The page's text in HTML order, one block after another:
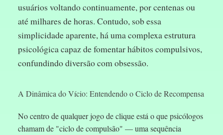
usuários voltando continuamente, por centenas ou
até milhares de horas. Contudo, sob essa
simplicidade aparente, há uma complexa estrutura
psicológica capaz de fomentar hábitos compulsivos,
confundindo diversão com obsessão.
A Dinâmica do Vício: Entendendo o Ciclo de Recompensa
No centro de qualquer jogo de clique está o que psicólogos
chamam de "ciclo de compulsão" — uma sequência